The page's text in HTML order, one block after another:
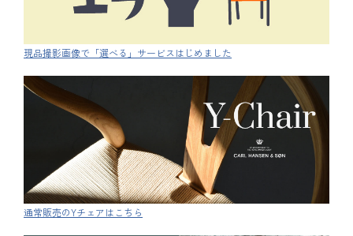
現品撮影画像で「選べる」サービスはじめました
通常販売のYチェアはこちら